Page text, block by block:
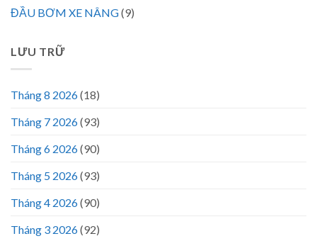
ĐẦU BƠM XE NÂNG(9)
LƯU TRỮ
Tháng 8 2026(18)
Tháng 7 2026(93)
Tháng 6 2026(90)
Tháng 5 2026(93)
Tháng 4 2026(90)
Tháng 3 2026(92)